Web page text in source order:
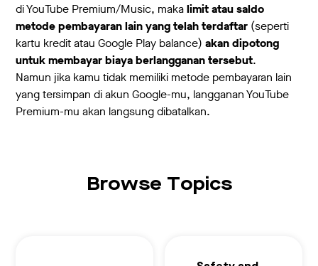
di YouTube Premium/Music, makalimit atau saldo
metode pembayaran lain yang telah terdaftar (seperti
kartu kredit atau Google Play balance)akan dipotong
untuk membayar biaya berlangganan tersebut.
Namun jika kamu tidak memiliki metode pembayaran lain
yang tersimpan di akun Google-mu, langganan YouTube
Premium-mu akan langsung dibatalkan.
Browse Topics